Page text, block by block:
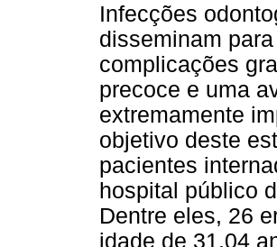
Infecções
disseminam
complicações
precoce e uma
extremamente
objetivo deste
pacientes
hospital público
Dentre eles, 26
idade de 31,04